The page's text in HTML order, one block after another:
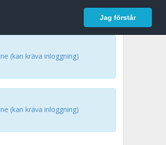
Jag förstår
Logga in
(kan kräva inloggning)
(kan kräva inloggning)